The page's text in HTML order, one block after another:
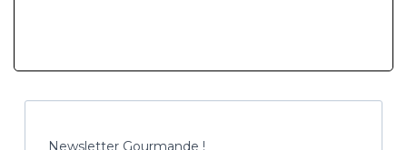
Newsletter Gourmande !